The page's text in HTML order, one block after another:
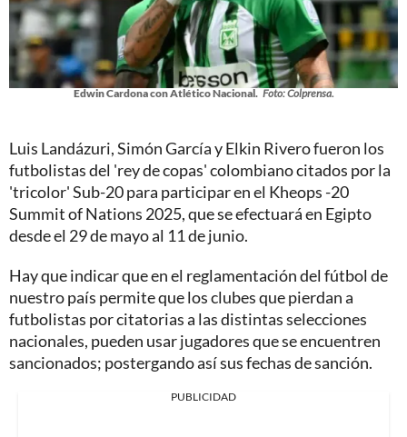
Edwin Cardona con Atlético Nacional. Foto: Colprensa.
Luis Landázuri, Simón García y Elkin Rivero fueron los
futbolistas del 'rey de copas' colombiano citados por la
'tricolor' Sub-20 para participar en el Kheops -20
Summit of Nations 2025, que se efectuará en Egipto
desde el 29 de mayo al 11 de junio.
Hay que indicar que en el reglamentación del fútbol de
nuestro país permite que los clubes que pierdan a
futbolistas por citatorias a las distintas selecciones
nacionales, pueden usar jugadores que se encuentren
sancionados; postergando así sus fechas de sanción.
PUBLICIDAD